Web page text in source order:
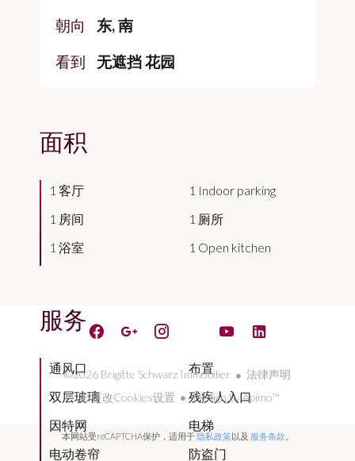
朝向
东, 南
看到
无遮挡 花园
面积
1 客厅
1 房间
1 浴室
1 Indoor parking
1 厕所
1 Open kitchen
服务
通风口
双层玻璃
因特网
电动卷帘
布置
残疾人入口
电梯
防盗门
©2026 Brigitte Schwarz Immobilier
法律声明
更改Cookies设置
Design byApimo™
本网站受reCAPTCHA保护，适用于隐私政策以及 服务条款